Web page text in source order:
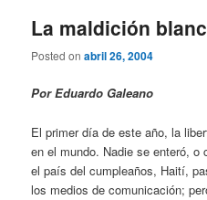
La maldición
Posted onabril 26, 2004
Por Eduardo Galeano
El primer día de este año, la
en el mundo. Nadie se enteró,
el país del cumpleaños, Haití,
los medios de comunicación;